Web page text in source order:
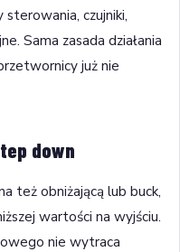
czujniki,
Sama zasada działania
już nie
down
też obniżającą lub buck,
wartości na wyjściu.
nie wytraca